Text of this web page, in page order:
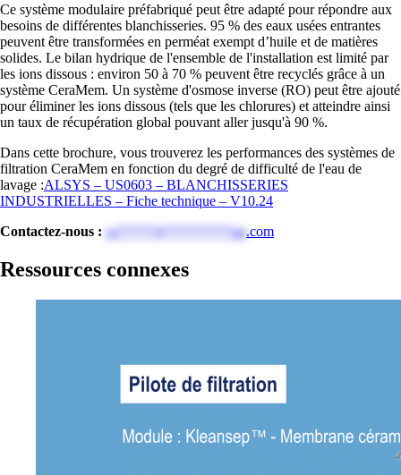
Ce système modulaire préfabriqué peut être adapté pour répondre aux
besoins de différentes blanchisseries. 95 % des eaux usées entrantes
peuvent être transformées en perméat exempt d’huile et de matières
solides. Le bilan hydrique de l'ensemble de l'installation est limité par
les ions dissous : environ 50 à 70 % peuvent être recyclés grâce à un
système CeraMem. Un système d'osmose inverse (RO) peut être ajouté
pour éliminer les ions dissous (tels que les chlorures) et atteindre ainsi
un taux de récupération global pouvant aller jusqu'à 90 %.
Dans cette brochure, vous trouverez les performances des systèmes de
filtration CeraMem en fonction du degré de difficulté de l'eau de
lavage :ALSYS – US0603 – BLANCHISSERIES
INDUSTRIELLES – Fiche technique – V10.24
Contactez-nous : ce*****@*********up.com
Ressources connexes